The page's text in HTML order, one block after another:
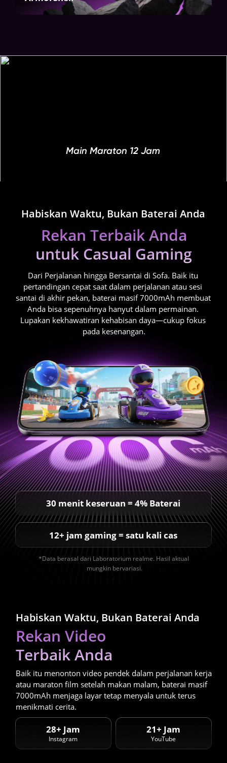
Main Maraton 12 Jam
*Data berasal dari Laboratorium realme. Hasil aktual
mungkin bervariasi.
Habiskan Waktu, Bukan Baterai Anda
Rekan Terbaik Anda
untuk Casual Gaming
Dari Perjalanan hingga Bersantai di Sofa. Baik itu
pertandingan cepat saat dalam perjalanan atau sesi
santai di akhir pekan, baterai masif 7000mAh membuat
Anda bisa sepenuhnya hanyut dalam permainan.
Lupakan kekhawatiran kehabisan daya—cukup fokus
pada kesenangan.
30 menit keseruan = 4% Baterai
12+ jam gaming = satu kali cas
Habiskan Waktu, Bukan Baterai Anda
Rekan Video
Terbaik Anda
Baik itu menonton video pendek dalam perjalanan kerja
atau maraton film setelah makan malam, baterai masif
7000mAh menjaga layar tetap menyala untuk terus
menikmati cerita.
21+ Jam
YouTube
28+ Jam
Instagram